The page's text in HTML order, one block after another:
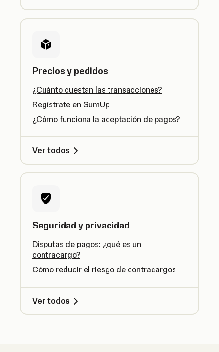
Precios y pedidos
¿Cuánto cuestan las transacciones?
Regístrate en SumUp
¿Cómo funciona la aceptación de pagos?
Ver todos
Seguridad y privacidad
Disputas de pagos: ¿qué es un
contracargo?
Cómo reducir el riesgo de contracargos
Ver todos